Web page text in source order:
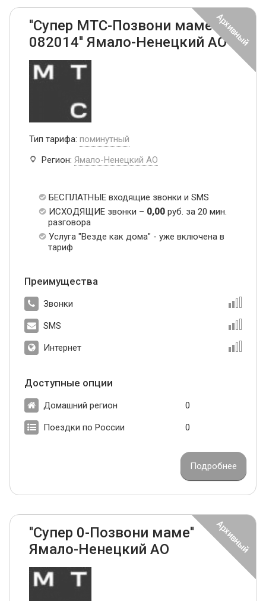
''Супер МТС-Позвони маме
082014'' Ямало-Ненецкий АО
Тип тарифа: поминутный
Регион: Ямало-Ненецкий АО
БЕСПЛАТНЫЕ входящие звонки и SMS
ИСХОДЯЩИЕ звонки – 0,00 руб. за 20 мин.
разговора
Услуга "Везде как дома" - уже включена в
тариф
Преимущества
Звонки
SMS
Интернет
Доступные опции
Домашний регион 0
Поездки по России 0
Подробнее
''Супер 0-Позвони маме''
Ямало-Ненецкий АО